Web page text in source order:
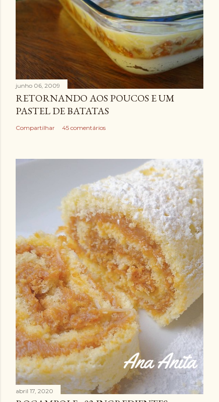
junho 06, 2009
RETORNANDO AOS POUCOS E UM
PASTEL DE BATATAS
Compartilhar 45 comentários
abril 17, 2020